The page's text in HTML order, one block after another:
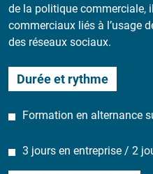
de la politique commerciale,
commerciaux liés à l’usage
des réseaux sociaux.
Durée et rythme
Formation en alternance
3 jours en entreprise / 2